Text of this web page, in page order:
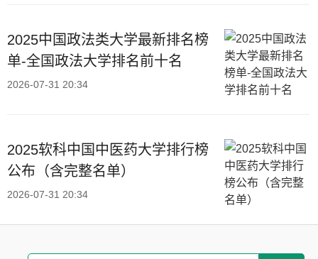
2025中国政法类大学最新排名榜
单-全国政法大学排名前十名
2026-07-31 20:34
2025软科中国中医药大学排行榜
公布（含完整名单）
2026-07-31 20:34